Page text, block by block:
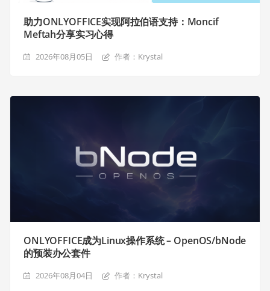
助力ONLYOFFICE实现阿拉伯语支持：Moncif
Meftah分享实习心得
2026年08月05日 作者：Krystal
ONLYOFFICE成为Linux操作系统 – OpenOS/bNode
的预装办公套件
2026年08月04日 作者：Krystal